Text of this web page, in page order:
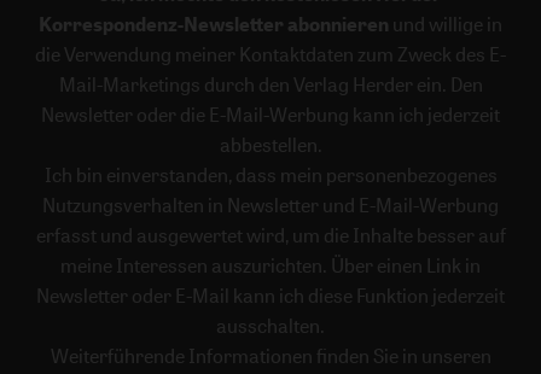
Korrespondenz-Newsletter abonnieren und willige in
die Verwendung meiner Kontaktdaten zum Zweck des E-
Mail-Marketings durch den Verlag Herder ein. Den
Newsletter oder die E-Mail-Werbung kann ich jederzeit
abbestellen.
Ich bin einverstanden, dass mein personenbezogenes
Nutzungsverhalten in Newsletter und E-Mail-Werbung
erfasst und ausgewertet wird, um die Inhalte besser auf
meine Interessen auszurichten. Über einen Link in
Newsletter oder E-Mail kann ich diese Funktion jederzeit
ausschalten.
Weiterführende Informationen finden Sie in unseren